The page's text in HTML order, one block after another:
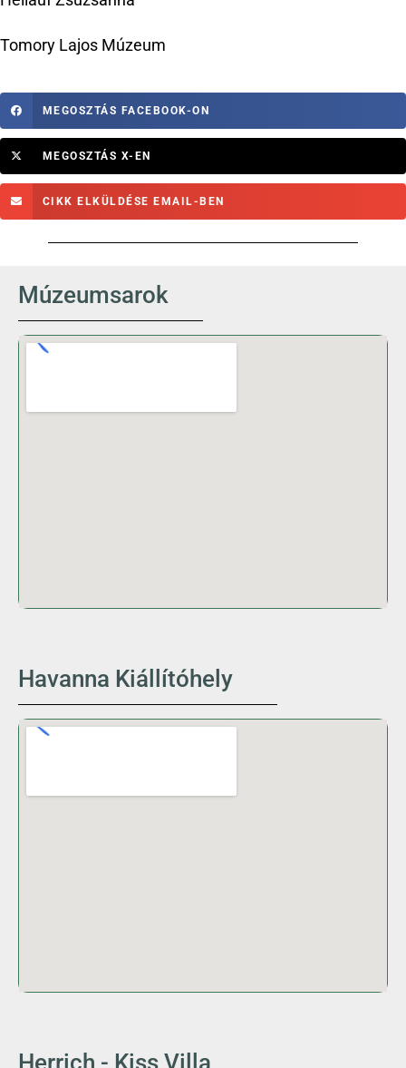
Tomory Lajos Múzeum
MEGOSZTÁS FACEBOOK-ON
MEGOSZTÁS X-EN
CIKK ELKÜLDÉSE EMAIL-BEN
Múzeumsarok
Havanna Kiállítóhely